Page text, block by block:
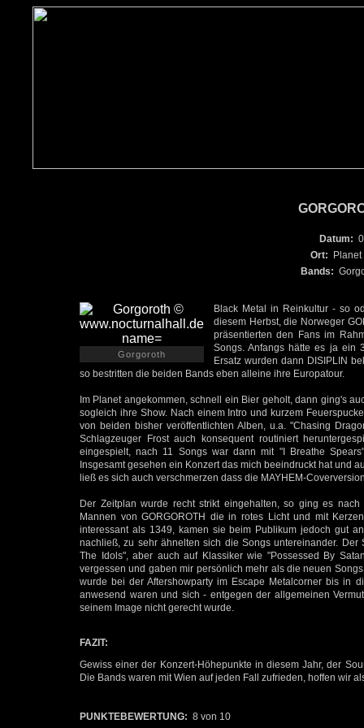
Datum:
Ort:
Bands:
Gorgoroth
Black Metal in Reinkultur - so
diesem Herbst, die Norweger
präsentierten den Fans im
Songs. Anfangs hätte es ja ein
Ersatz wurden dann DISIPLIN
so bestritten die beiden Bands eben alleine ihre Europatour.
Im Planet angekommen, schnell ein Bier geholt, dann ging's
sogleich ihre Show. Nach einem Intro und kurzem
von beiden bisher veröffentlichten Alben, u.a. "Chasing
Schlagzeuger Frost auch konsequent routiniert
eingespielt, nach 11 Songs war dann mit "I Breathe
Insgesamt gesehen ein Konzert das mich beeindruckt hat und
ließ es sich auch verschmerzen dass die MAYHEM-
Der Zeitplan wurde recht strikt eingehalten, so ging es
Mannen von GORGOROTH die in rotes Licht und mit
interessant als 1349, kamen sie beim Publikum jedoch gut
nachließ, zu sehr ähnelten sich die Songs untereinander.
The Idols", aber auch auf Klassiker wie "Possessed By
vergessen und gaben mir persönlich mehr als die neuen
wurde bei der Aftershowparty im Escape Metalcorner bis in
anwesend waren und sich - entgegen der allgemeinen
seinem Image nicht gerecht wurde.
FAZIT:
Gewiss einer der Konzert-Höhepunkte in diesem Jahr, der
Die Bands waren mit Wien auf jeden Fall zufrieden, hoffen wir
PUNKTEBEWERTUNG: 8 von 10